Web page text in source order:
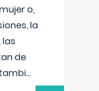
o,
la
las
de
...